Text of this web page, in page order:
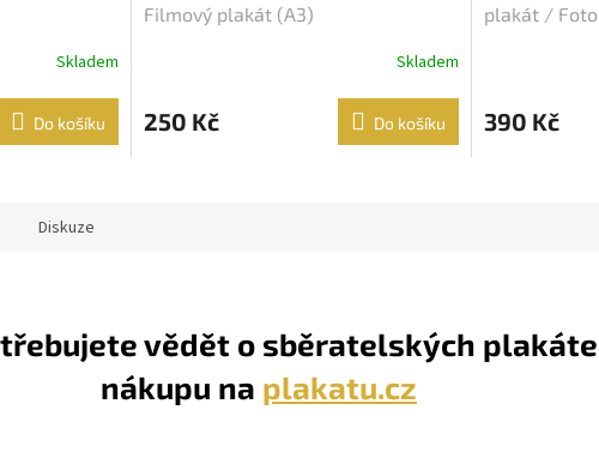
Skladem
Do košíku
Filmový plakát (A3)
Skladem
250 Kč Do košíku
plakát /
390 Kč
Diskuze
vědět o sběratelských
nákupu na plakatu.cz